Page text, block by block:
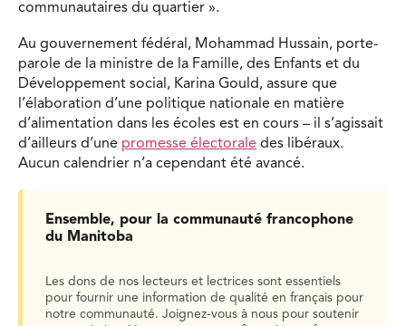
communautaires du quartier ».
Au gouvernement fédéral, Mohammad Hussain, porte-
parole de la ministre de la Famille, des Enfants et du
Développement social, Karina Gould, assure que
l’élaboration d’une politique nationale en matière
d’alimentation dans les écoles est en cours – il s’agissait
d’ailleurs d’une promesse électorale des libéraux.
Aucun calendrier n’a cependant été avancé.
Ensemble, pour la communauté francophone
du Manitoba
Les dons de nos lecteurs et lectrices sont essentiels
pour fournir une information de qualité en français pour
notre communauté. Joignez-vous à nous pour soutenir